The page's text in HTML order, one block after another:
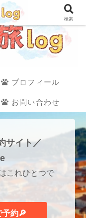
プロフィール
お問い合わせ
サイト／
これひとつで
予約🔎
検索